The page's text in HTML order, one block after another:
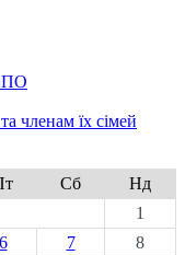
членам їх сімей
Сб
Нд
1
6 7
8